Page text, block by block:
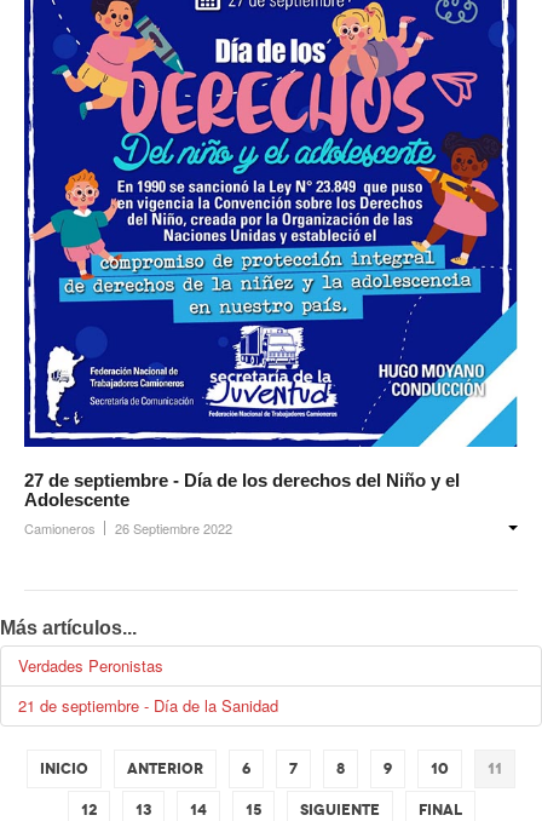
27 de septiembre - Día de los derechos del Niño y el
Adolescente
Camioneros 26 Septiembre 2022
Más artículos...
Verdades Peronistas
21 de septiembre - Día de la Sanidad
Inicio Anterior 6 7 8 9 10 11
12 13 14 15 Siguiente Final